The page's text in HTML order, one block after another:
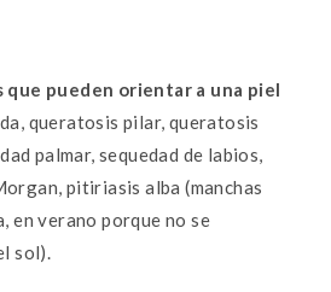
que pueden orientar a una piel
queratosis pilar, queratosis
palmar, sequedad de labios,
pitiriasis alba (manchas
en verano porque no se
sol).